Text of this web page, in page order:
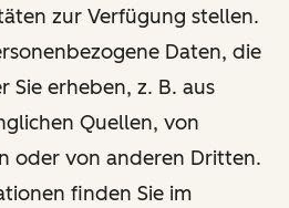
zur Verfügung stellen.
Daten, die
Sie erheben, z. B. aus
Quellen, von
oder von anderen Dritten.
finden Sie im